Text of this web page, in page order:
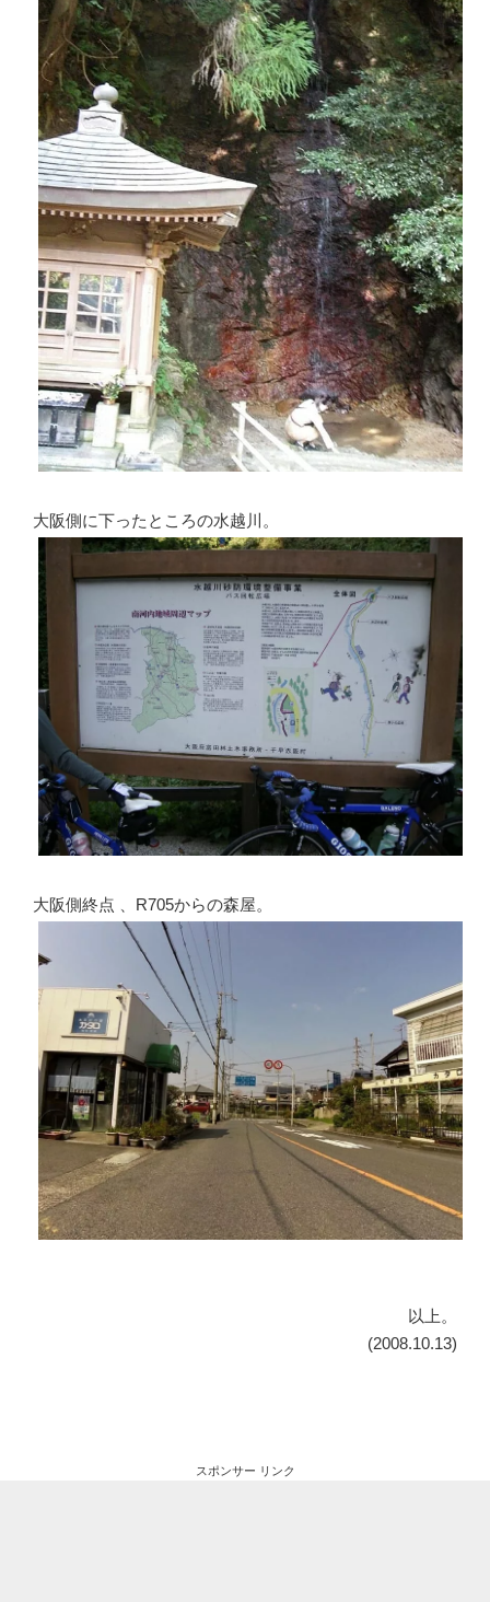
大阪側に下ったところの水越川。
大阪側終点 、R705からの森屋。
以上。
(2008.10.13)
スポンサー リンク